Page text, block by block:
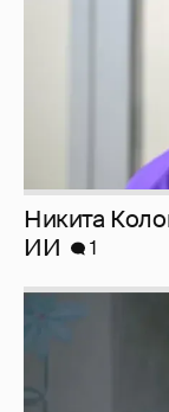
Никита
ИИ
1